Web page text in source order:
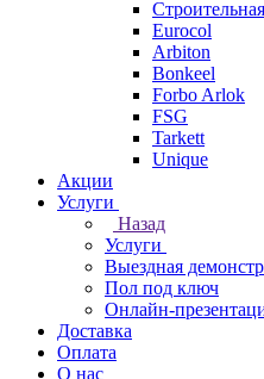
Eurocol
Arbiton
Bonkeel
Forbo Arlok
FSG
Tarkett
Unique
Акции
Услуги
Назад
Услуги
Выездная
Пол под ключ
Онлайн-
Доставка
Оплата
О нас